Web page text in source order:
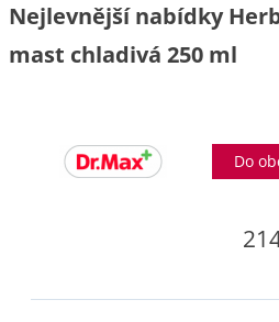
Nejlevnější nabídky
mast chladivá 250 ml
Do